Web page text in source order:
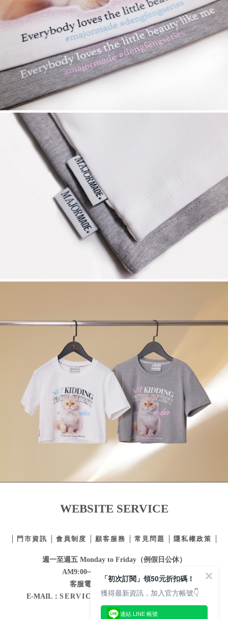
WEBSITE SERVICE
門市資訊 會員制度 顧客服務 常見問題 隱私權政策
週一至週五 Monday to Friday（例假日公休）
AM9:00~PM12:30 / PM1:30~6:00
客服電話：
02-2332-0855
E-MAIL： SERVICE@MAJORMADE.COM.TW
「初次訂閱」領50元折扣碼！
獲得最新資訊，加入官方帳號👇
連結 LINE 帳號